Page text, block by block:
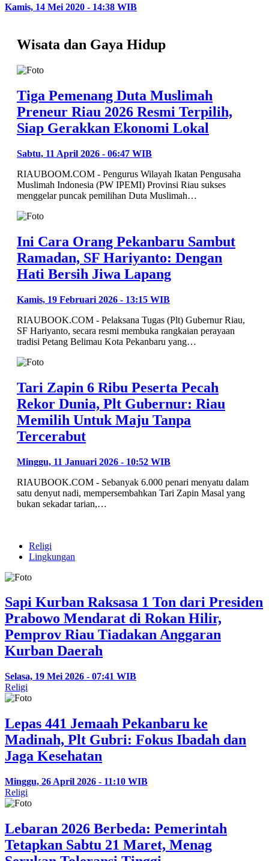
Kamis, 14 Mei 2020 - 14:38 WIB
Wisata dan Gaya Hidup
Tiga Pemenang Duta Muslimah
Preneur Riau 2026 Resmi Terpilih,
Siap Gerakkan Ekonomi Lokal
Sabtu, 11 April 2026 - 06:47 WIB
RIAUBOOM.COM - Pengurus Wilayah Ikatan Pengusaha
Muslimah Indonesia (PW IPEMI) Provinsi Riau sukses
menggelar puncak pemilihan Duta Muslimah…
Ini Cara Orang Pekanbaru Sambut
Ramadan, SF Hariyanto: Dengan
Hati Bersih Jiwa Lapang
Kamis, 19 Februari 2026 - 13:15 WIB
RIAUBOOK.COM - Pelaksana Tugas (Plt) Gubernur Riau,
SF Hariyanto, secara resmi membuka rangkaian perayaan
tradisi Petang Belimau Kota Pekanbaru yang…
Tari Zapin 6 Ribu Peserta Pecah
Rekor Dunia, Plt Gubernur: Riau
Memilih Untuk Maju Tanpa
Tercerabut
Minggu, 11 Januari 2026 - 10:52 WIB
RIAUBOOK.COM - Sebanyak 6.000 penari menyatu dalam
satu denyut nadi, mempersembahkan Tari Zapin Masal yang
bukan sekadar tarian,…
Religi
Lingkungan
Sapi Kurban Raksasa 1 Ton dari Presiden
Prabowo Mendarat di Rokan Hilir,
Pemprov Riau Tiadakan Anggaran
Kurban Daerah
Selasa, 19 Mei 2026 - 07:41 WIB
Religi
Lepas 441 Jemaah Pekanbaru ke
Madinah, Plt Gubri: Fokus Ibadah dan
Jaga Kesehatan
Minggu, 26 April 2026 - 11:10 WIB
Religi
Lebaran 2026 Berbeda: Pemerintah
Tetapkan Sabtu 21 Maret, Menag